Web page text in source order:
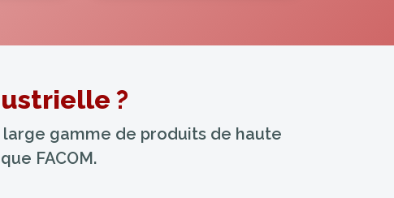
?
gamme de produits de haute
FACOM.